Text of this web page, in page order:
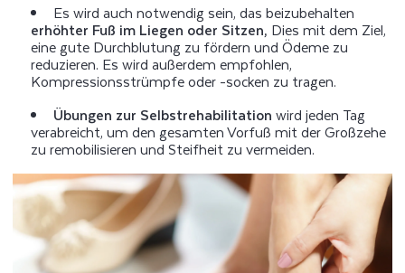
Es wird auch notwendig sein, das beizubehalten
erhöhter Fuß im Liegen oder Sitzen, Dies mit dem Ziel,
eine gute Durchblutung zu fördern und Ödeme zu
reduzieren. Es wird außerdem empfohlen,
Kompressionsstrümpfe oder -socken zu tragen.
Übungen zur Selbstrehabilitation wird jeden Tag
verabreicht, um den gesamten Vorfuß mit der Großzehe
zu remobilisieren und Steifheit zu vermeiden.